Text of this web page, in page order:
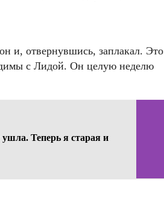
и, отвернувшись, заплакал. Это
с Лидой. Он целую неделю
ушла. Теперь я старая и